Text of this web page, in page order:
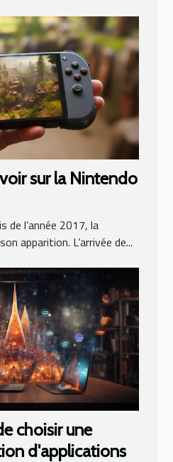
sur la Nintendo
de l’année 2017, la
apparition. L’arrivée de...
choisir une
d'applications